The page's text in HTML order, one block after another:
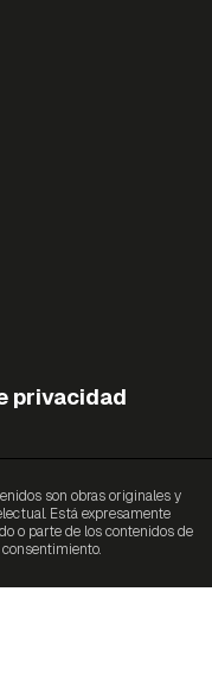
privacidad
son obras originales y
Está expresamente
o parte de los contenidos de